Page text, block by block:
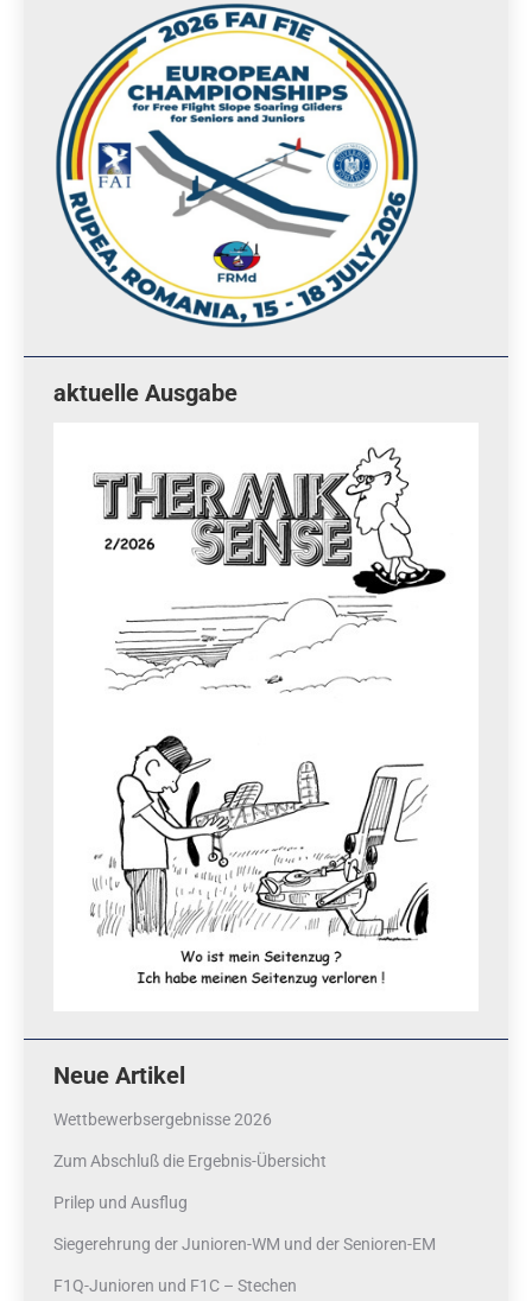
aktuelle Ausgabe
Neue Artikel
Wettbewerbsergebnisse 2026
Zum Abschluß die Ergebnis-Übersicht
Prilep und Ausflug
Siegerehrung der Junioren-WM und der Senioren-EM
F1Q-Junioren und F1C – Stechen